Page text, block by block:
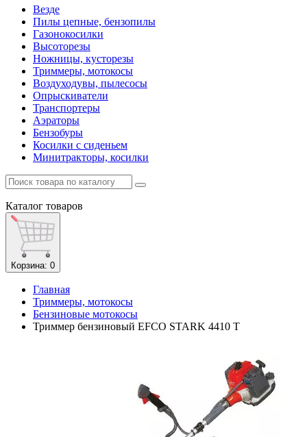
Везде
Пилы цепные, бензопилы
Газонокосилки
Высоторезы
Ножницы, кусторезы
Триммеры, мотокосы
Воздуходувы, пылесосы
Опрыскиватели
Транспортеры
Аэраторы
Бензобуры
Косилки с сиденьем
Минитракторы, косилки
Каталог товаров
Корзина: 0
Главная
Триммеры, мотокосы
Бензиновые мотокосы
Триммер бензиновый EFCO STARK 4410 T